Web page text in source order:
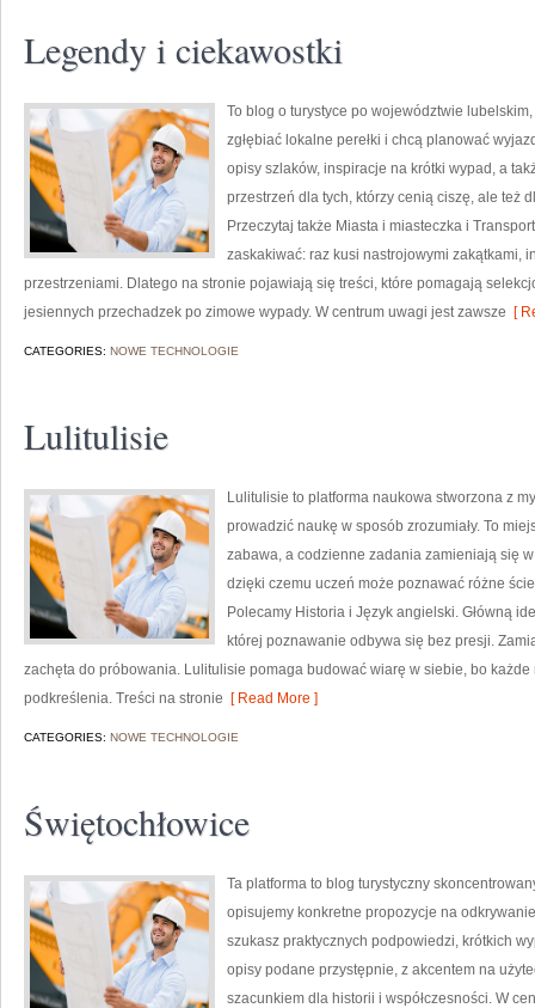
Legendy i ciekawostki
To blog o turystyce po województwie
zgłębiać lokalne perełki i chcą planować
opisy szlaków, inspiracje na krótki wypad, a
przestrzeń dla tych, którzy cenią ciszę, ale też
Przeczytaj także Miasta i miasteczka i
zaskakiwać: raz kusi nastrojowymi zakątkami,
przestrzeniami. Dlatego na stronie pojawiają się treści, które pomagają
jesiennych przechadzek po zimowe wypady. W centrum uwagi jest zawsze [
CATEGORIES: NOWE TECHNOLOGIE
Lulitulisie
Lulitulisie to platforma naukowa stworzona z
prowadzić naukę w sposób zrozumiały. To
zabawa, a codzienne zadania zamieniają się
dzięki czemu uczeń może poznawać różne
Polecamy Historia i Język angielski. Główną
której poznawanie odbywa się bez presji.
zachęta do próbowania. Lulitulisie pomaga budować wiarę w siebie, bo każde
podkreślenia. Treści na stronie [ Read More ]
CATEGORIES: NOWE TECHNOLOGIE
Świętochłowice
Ta platforma to blog turystyczny
opisujemy konkretne propozycje na
szukasz praktycznych podpowiedzi, krótkich
opisy podane przystępnie, z akcentem na
szacunkiem dla historii i współczesności. W